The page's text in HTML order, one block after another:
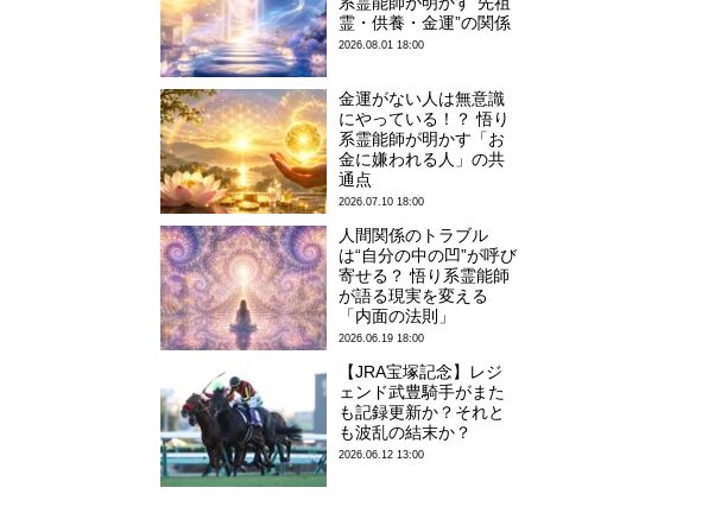
霊・供養・金運”の関係
2026.08.01 18:00
金運がない人は無意識
にやっている！？ 悟り
系霊能師が明かす「お
金に嫌われる人」の共
通点
2026.07.10 18:00
人間関係のトラブル
は“自分の中の凹”が呼び
寄せる？ 悟り系霊能師
が語る現実を変える
「内面の法則」
2026.06.19 18:00
【JRA宝塚記念】レジ
ェンド武豊騎手がまた
も記録更新か？それと
も波乱の結末か？
2026.06.12 13:00